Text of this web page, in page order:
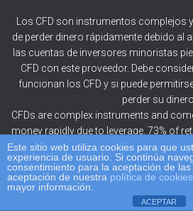
Los CFD son instrumentos complejos
de perder dinero rápidamente debido al
las cuentas de inversores minoristas
CFD con este proveedor. Debe
funcionan los CFD y si puede
perder su dinero.
CFDs are complex instruments and
money rapidly due to leverage. 73% of
money when trading CFDs with this
whether you understand how CFDs
afford to take the high risk of
Este sitio web utiliza cookies para que
experiencia de usuario. Si continúa
consentimiento para la aceptación de
aceptación de nuestra política de cookies
mayor información.
ACEPTAR